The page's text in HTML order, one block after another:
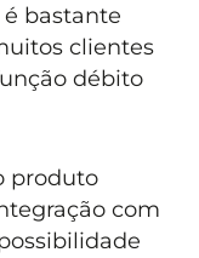
bastante
clientes
débito
produto
com